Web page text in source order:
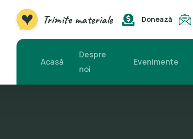
Trimite materiale Donează
Acasă
Despre
noi
Evenimente